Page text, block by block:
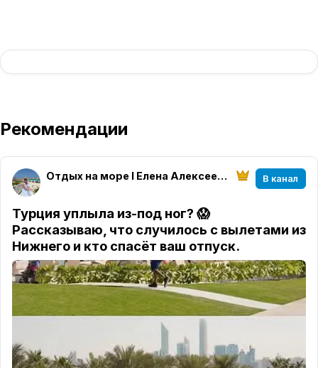
Рекомендации
Отдых на море I Елена Алексеева I МирАмор В канал
Турция уплыла из-под ног? 😱
Рассказываю, что случилось с вылетами из
Нижнего и кто спасёт ваш отпуск.